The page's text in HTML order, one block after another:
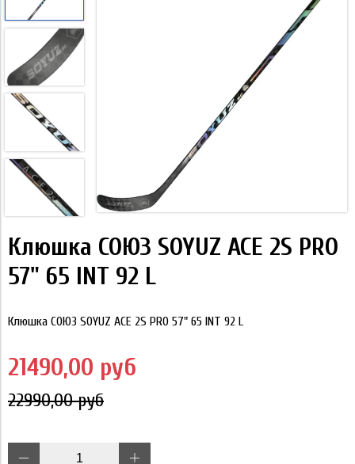
Клюшка СОЮЗ SOYUZ ACE 2S PRO
57" 65 INT 92 L
Клюшка СОЮЗ SOYUZ ACE 2S PRO 57" 65 INT 92 L
21490,00 руб
22990,00 руб